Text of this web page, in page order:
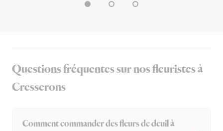
Questions fréquentes sur nos fleuristes à
Cresserons
Comment commander des fleurs de deuil à